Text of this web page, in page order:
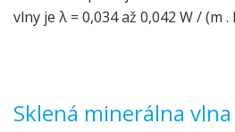
vlny je λ = 0,034 až 0,042 W / (m .
Sklená minerálna vlna